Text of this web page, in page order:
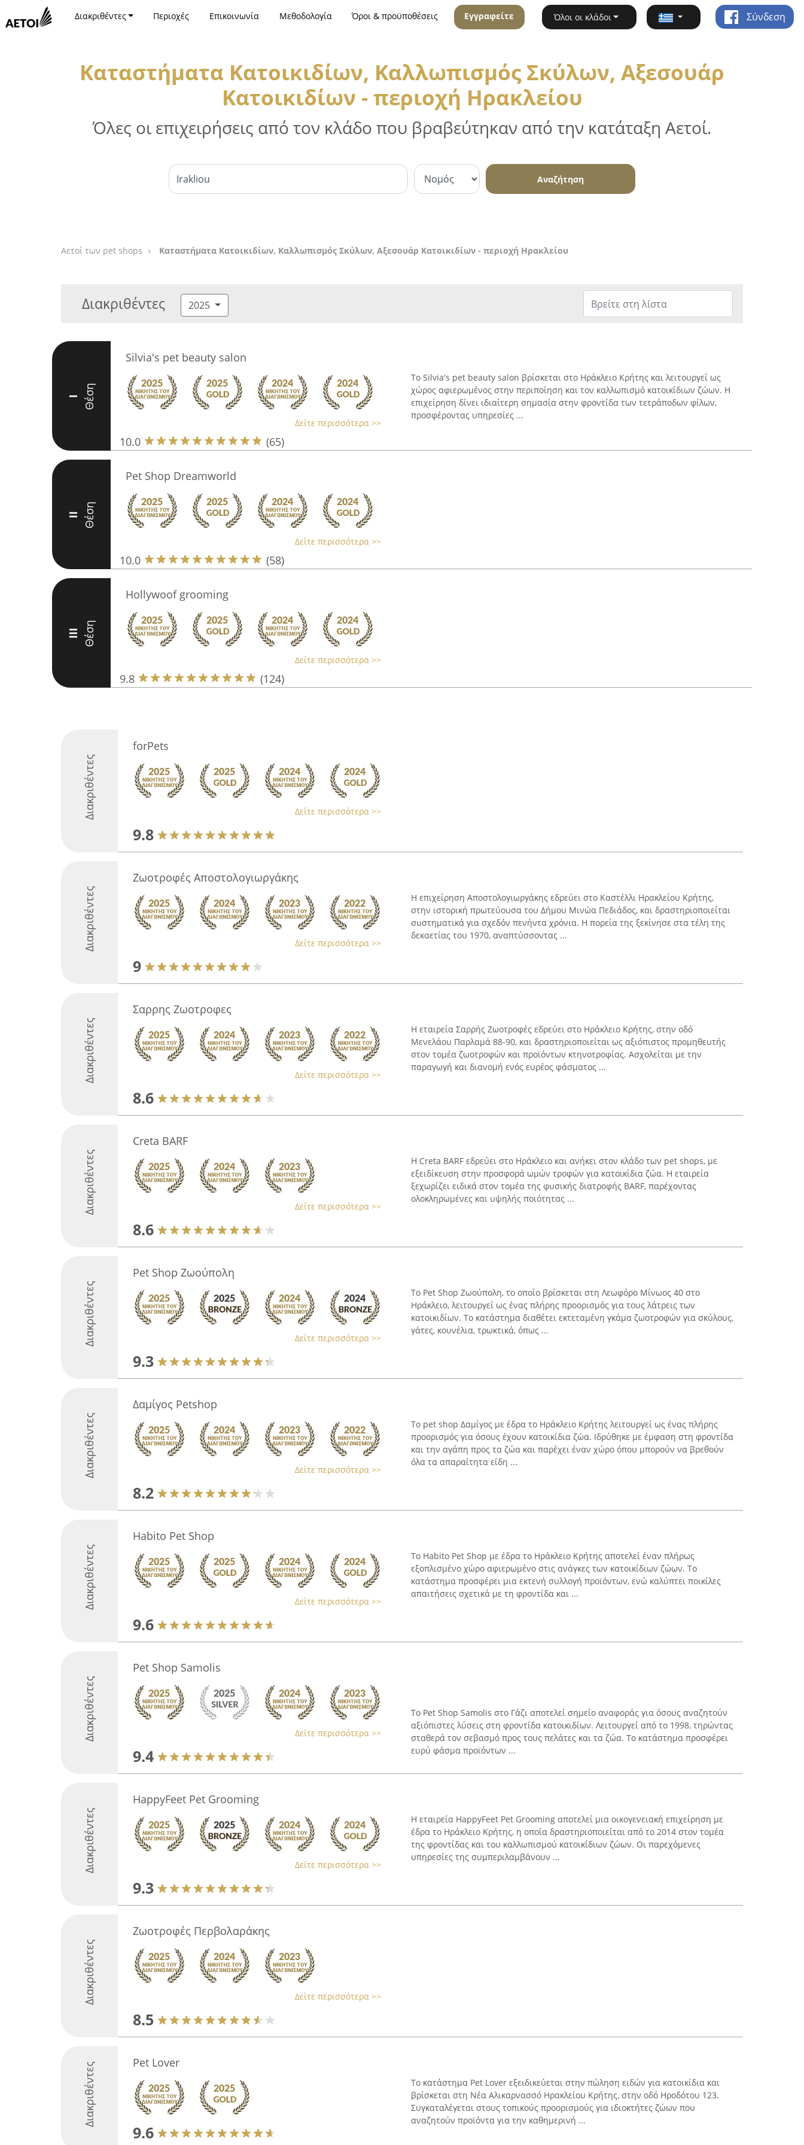
Διακριθέντες Περιοχές Επικοινωνία Μεθοδολογία Όροι & προϋποθέσεις Εγγραφείτε Όλοι οι κλάδοι Σύνδεση
Καταστήματα Κατοικιδίων, Καλλωπισμός Σκύλων, Αξεσουάρ
Κατοικιδίων - περιοχή Ηρακλείου
Όλες οι επιχειρήσεις από τον κλάδο που βραβεύτηκαν από την κατάταξη Αετοί.
Αναζήτηση
Αετοί των pet shops Καταστήματα Κατοικιδίων, Καλλωπισμός Σκύλων, Αξεσουάρ Κατοικιδίων - περιοχή Ηρακλείου
Διακριθέντες 2025
I Θέση
Silvia's pet beauty salon
Δείτε περισσότερα >>
10.0 (65)
Το Silvia's pet beauty salon βρίσκεται στο Ηράκλειο Κρήτης και λειτουργεί ως
χώρος αφιερωμένος στην περιποίηση και τον καλλωπισμό κατοικίδιων ζώων. Η
επιχείρηση δίνει ιδιαίτερη σημασία στην φροντίδα των τετράποδων φίλων,
προσφέροντας υπηρεσίες ...
II Θέση
Pet Shop Dreamworld
Δείτε περισσότερα >>
10.0 (58)
III Θέση
Hollywoof grooming
Δείτε περισσότερα >>
9.8 (124)
Διακριθέντες
forPets
Δείτε περισσότερα >>
9.8
Διακριθέντες
Ζωοτροφές Αποστολογιωργάκης
Δείτε περισσότερα >>
9
Η επιχείρηση Αποστολογιωργάκης εδρεύει στο Καστέλλι Ηρακλείου Κρήτης,
στην ιστορική πρωτεύουσα του Δήμου Μινώα Πεδιάδος, και δραστηριοποιείται
συστηματικά για σχεδόν πενήντα χρόνια. Η πορεία της ξεκίνησε στα τέλη της
δεκαετίας του 1970, αναπτύσσοντας ...
Διακριθέντες
Σαρρης Ζωοτροφες
Δείτε περισσότερα >>
8.6
Η εταιρεία Σαρρής Ζωοτροφές εδρεύει στο Ηράκλειο Κρήτης, στην οδό
Μενελάου Παρλαμά 88-90, και δραστηριοποιείται ως αξιόπιστος προμηθευτής
στον τομέα ζωοτροφών και προϊόντων κτηνοτροφίας. Ασχολείται με την
παραγωγή και διανομή ενός ευρέος φάσματος ...
Διακριθέντες
Creta BARF
Δείτε περισσότερα >>
8.6
Η Creta BARF εδρεύει στο Ηράκλειο και ανήκει στον κλάδο των pet shops, με
εξειδίκευση στην προσφορά ωμών τροφών για κατοικίδια ζώα. Η εταιρεία
ξεχωρίζει ειδικά στον τομέα της φυσικής διατροφής BARF, παρέχοντας
ολοκληρωμένες και υψηλής ποιότητας ...
Διακριθέντες
Pet Shop Ζωούπολη
Δείτε περισσότερα >>
9.3
Το Pet Shop Ζωούπολη, το οποίο βρίσκεται στη Λεωφόρο Μίνωος 40 στο
Ηράκλειο, λειτουργεί ως ένας πλήρης προορισμός για τους λάτρεις των
κατοικιδίων. Το κατάστημα διαθέτει εκτεταμένη γκάμα ζωοτροφών για σκύλους,
γάτες, κουνέλια, τρωκτικά, όπως ...
Διακριθέντες
Δαμίγος Petshop
Δείτε περισσότερα >>
8.2
Το pet shop Δαμίγος με έδρα το Ηράκλειο Κρήτης λειτουργεί ως ένας πλήρης
προορισμός για όσους έχουν κατοικίδια ζώα. Ιδρύθηκε με έμφαση στη φροντίδα
και την αγάπη προς τα ζώα και παρέχει έναν χώρο όπου μπορούν να βρεθούν
όλα τα απαραίτητα είδη ...
Διακριθέντες
Habito Pet Shop
Δείτε περισσότερα >>
9.6
Το Habito Pet Shop με έδρα το Ηράκλειο Κρήτης αποτελεί έναν πλήρως
εξοπλισμένο χώρο αφιερωμένο στις ανάγκες των κατοικίδιων ζώων. Το
κατάστημα προσφέρει μια εκτενή συλλογή προϊόντων, ενώ καλύπτει ποικίλες
απαιτήσεις σχετικά με τη φροντίδα και ...
Διακριθέντες
Pet Shop Samolis
Δείτε περισσότερα >>
9.4
Το Pet Shop Samolis στο Γάζι αποτελεί σημείο αναφοράς για όσους αναζητούν
αξιόπιστες λύσεις στη φροντίδα κατοικιδίων. Λειτουργεί από το 1998, τηρώντας
σταθερά τον σεβασμό προς τους πελάτες και τα ζώα. Το κατάστημα προσφέρει
ευρύ φάσμα προϊόντων ...
Διακριθέντες
HappyFeet Pet Grooming
Δείτε περισσότερα >>
9.3
Η εταιρεία HappyFeet Pet Grooming αποτελεί μια οικογενειακή επιχείρηση με
έδρα το Ηράκλειο Κρήτης, η οποία δραστηριοποιείται από το 2014 στον τομέα
της φροντίδας και του καλλωπισμού κατοικίδιων ζώων. Οι παρεχόμενες
υπηρεσίες της συμπεριλαμβάνουν ...
Διακριθέντες
Ζωοτροφές Περβολαράκης
Δείτε περισσότερα >>
8.5
Διακριθέντες Pet Lover
9.6
Το κατάστημα Pet Lover εξειδικεύεται στην πώληση ειδών για κατοικίδια και
βρίσκεται στη Νέα Αλικαρνασσό Ηρακλείου Κρήτης, στην οδό Ηροδότου 123.
Συγκαταλέγεται στους τοπικούς προορισμούς για ιδιοκτήτες ζώων που
αναζητούν προϊόντα για την καθημερινή ...